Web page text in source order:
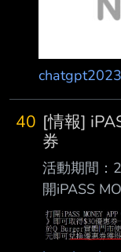
chatgpt2023
40 [情報]
券
活動期間：
開iPASS
優惠券>輸
即可取得